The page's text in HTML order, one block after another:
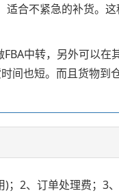
合不紧急的补货。
中转，另外可以
间也短。而且货物
2、订单处理费；3